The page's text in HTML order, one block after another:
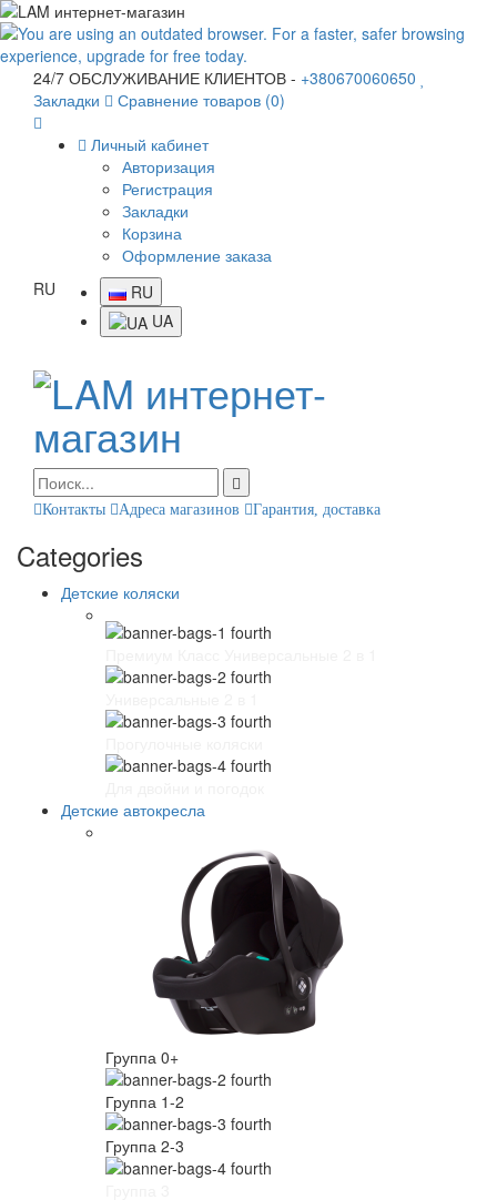
24/7 ОБСЛУЖИВАНИЕ КЛИЕНТОВ - +380670060650
Закладки
Сравнение товаров (0)
Личный кабинет
Авторизация
Регистрация
Закладки
Корзина
Оформление заказа
RU
RU
UA
Контакты Адреса магазинов Гарантия, доставка
Categories
Детские коляски
Детские автокресла
Группа 0+
Группа 1-2
Группа 2-3